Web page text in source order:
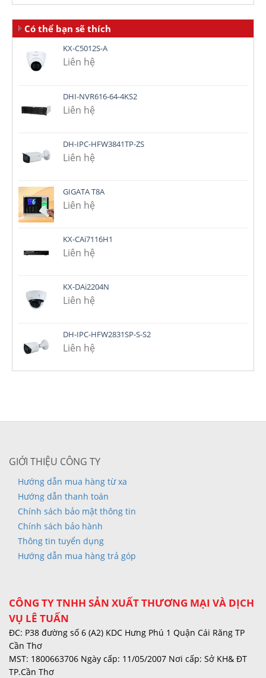
Có thể bạn sẽ thích
KX-C5012S-A
Liên hệ
DHI-NVR616-64-4KS2
Liên hệ
DH-IPC-HFW3841TP-ZS
Liên hệ
GIGATA T8A
Liên hệ
KX-CAi7116H1
Liên hệ
KX-DAi2204N
Liên hệ
DH-IPC-HFW2831SP-S-S2
Liên hệ
GIỚI THIỆU CÔNG TY
Hướng dẫn mua hàng từ xa
Hướng dẫn thanh toán
Chính sách bảo mật thông tin
Chính sách bảo hành
Thông tin tuyển dụng
Hướng dẫn mua hàng trả góp
CÔNG TY TNHH SẢN XUẤT THƯƠNG MẠI VÀ DỊCH
VỤ LÊ TUẤN
ĐC: P38 đường số 6 (A2) KDC Hưng Phú 1 Quận Cái Răng TP
Cần Thơ
MST: 1800663706 Ngày cấp: 11/05/2007 Nơi cấp: Sở KH& ĐT
TP.Cần Thơ